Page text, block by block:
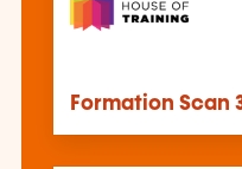
Formation Scan